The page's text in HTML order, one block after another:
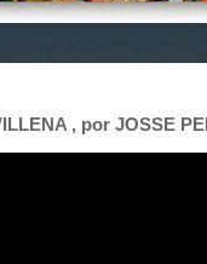
, por JOSSE